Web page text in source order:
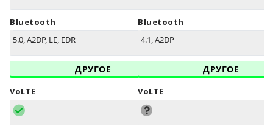
Bluetooth
5.0, A2DP, LE, EDR
ДРУГОЕ
VoLTE
Bluetooth
4.1, A2DP
ДРУГОЕ
VoLTE